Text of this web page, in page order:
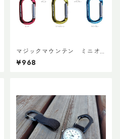
マジックマウンテン ミニオ
ーバルビナー
¥968